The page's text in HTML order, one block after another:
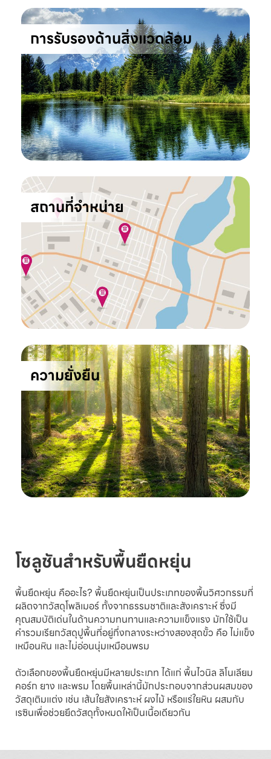
การรับรองด้านสิ่งแวดล้อม
สถานที่จำหน่าย
ความยั่งยืน
โซลูชันสำหรับพื้นยืดหยุ่น
พื้นยืดหยุ่น คืออะไร? พื้นยืดหยุ่นเป็นประเภทของพื้นวิศวกรรมที่
ผลิตจากวัสดุโพลิเมอร์ ทั้งจากธรรมชาติและสังเคราะห์ ซึ่งมี
คุณสมบัติเด่นในด้านความทนทานและความแข็งแรง มักใช้เป็น
คำรวมเรียกวัสดุปูพื้นที่อยู่กึ่งกลางระหว่างสองสุดขั้ว คือ ไม่แข็ง
เหมือนหิน และไม่อ่อนนุ่มเหมือนพรม
ตัวเลือกของพื้นยืดหยุ่นมีหลายประเภท ได้แก่ พื้นไวนิล ลิโนเลียม
คอร์ก ยาง และพรม โดยพื้นเหล่านี้มักประกอบจากส่วนผสมของ
วัสดุเติมแต่ง เช่น เส้นใยสังเคราะห์ ผงไม้ หรือแร่ใยหิน ผสมกับ
เรซินเพื่อช่วยยึดวัสดุทั้งหมดให้เป็นเนื้อเดียวกัน